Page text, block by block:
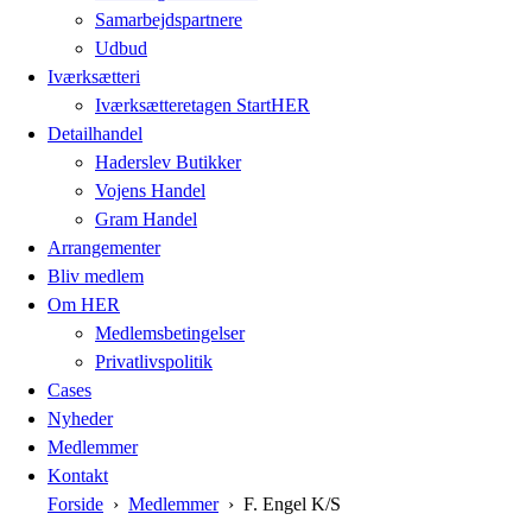
Samarbejdspartnere
Udbud
Iværksætteri
Iværksætteretagen StartHER
Detailhandel
Haderslev Butikker
Vojens Handel
Gram Handel
Arrangementer
Bliv medlem
Om HER
Medlemsbetingelser
Privatlivspolitik
Cases
Nyheder
Medlemmer
Kontakt
Forside
Medlemmer
F. Engel K/S